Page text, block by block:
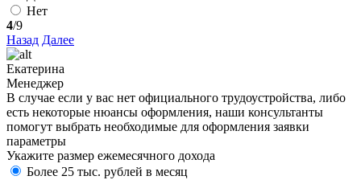
Нет
4/9
Назад Далее
Екатерина
Менеджер
В случае если у вас нет официального трудоустройства, либо
есть некоторые нюансы оформления, наши консультанты
помогут выбрать необходимые для оформления заявки
параметры
Укажите размер ежемесячного дохода
Более 25 тыс. рублей в месяц